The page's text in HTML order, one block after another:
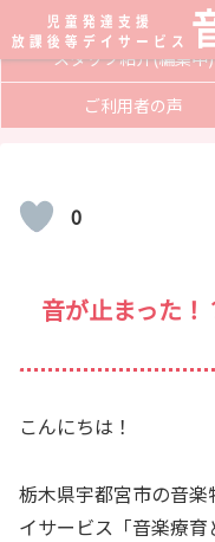
サービス内容
スタッフ紹介(編集中)
ご利用者の声
0
音が止まった
こんにちは！
栃木県宇都宮市の音
イサービス「音楽療育